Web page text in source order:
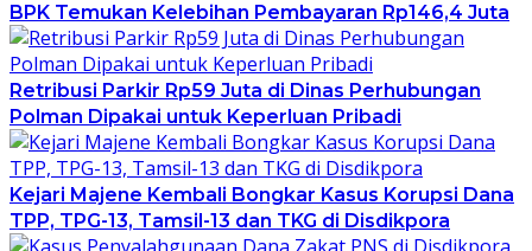
BPK Temukan Kelebihan Pembayaran Rp146,4 Juta
Retribusi Parkir Rp59 Juta di Dinas Perhubungan
Polman Dipakai untuk Keperluan Pribadi
Kejari Majene Kembali Bongkar Kasus Korupsi Dana
TPP, TPG-13, Tamsil-13 dan TKG di Disdikpora